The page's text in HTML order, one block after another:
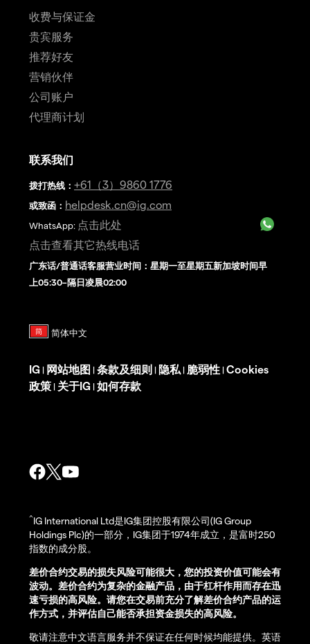
收费与保证金
贵宾服务
推荐好友
营销伙伴
公司账户
代理商计划
联系我们
拨打热线 ： +61（3）9860 1776
或致函： helpdesk.cn@ig.com
WhatsApp: 点击此处
点击查看其它热线电话
广东话/普通话客服营业时间：星期一至星期五新加坡时间早
上05:30–隔日凌晨02:00
IG | 网站地图 | 条款及细则 | 隐私 | 脆弱性 | Cookies
政策 | 关于IG | 如何存款
^IG International Ltd是IG集团控股有限公司(IG Group
Holdings Plc)的一部分，IG集团于1974年成立，是富时250
指数的成分股。
差价合约交易的损失风险可能很大，您的投资价值可能会有
波动。差价合约为复杂的金融产品，由于杠杆作用而存在迅
速亏损的高风险。请您在交易前充分了解差价合约产品的运
作方式，并评估自己能否承担资金损失的高风险。
敬请注意中文语言服务并不保证在任何时候均能提供。英语